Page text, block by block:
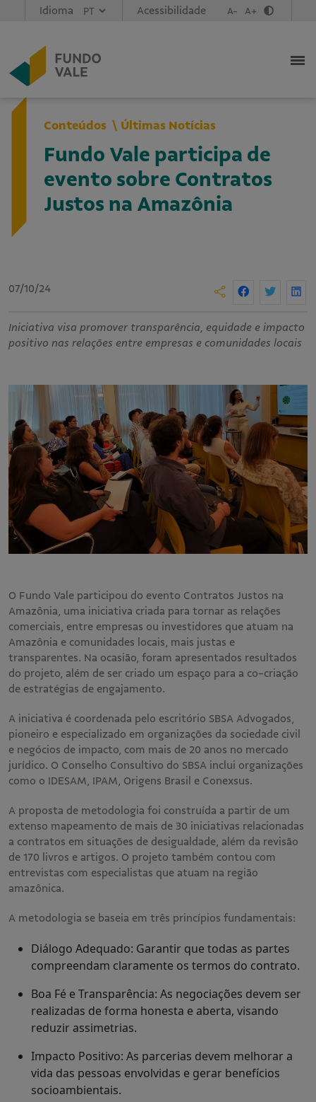
Idioma Acessibilidade A- A+
Conteúdos Últimas Notícias
Fundo Vale participa de
evento sobre Contratos
Justos na Amazônia
07/10/24
Iniciativa visa promover transparência, equidade e impacto
positivo nas relações entre empresas e comunidades locais
O Fundo Vale participou do evento Contratos Justos na
Amazônia, uma iniciativa criada para tornar as relações
comerciais, entre empresas ou investidores que atuam na
Amazônia e comunidades locais, mais justas e
transparentes. Na ocasião, foram apresentados resultados
do projeto, além de ser criado um espaço para a co-criação
de estratégias de engajamento​.
A iniciativa é coordenada pelo escritório SBSA Advogados,
pioneiro e especializado em organizações da sociedade civil
e negócios de impacto, com mais de 20 anos no mercado
jurídico. O Conselho Consultivo do SBSA inclui organizações
como o IDESAM, IPAM, Origens Brasil e Conexsus.
A proposta de metodologia foi construída a partir de um
extenso mapeamento de mais de 30 iniciativas relacionadas
a contratos em situações de desigualdade, além da revisão
de 170 livros e artigos. O projeto também contou com
entrevistas com especialistas que atuam na região
amazônica​.
A metodologia se baseia em três princípios fundamentais:
Diálogo Adequado: Garantir que todas as partes
compreendam claramente os termos do contrato.
Boa Fé e Transparência: As negociações devem ser
realizadas de forma honesta e aberta, visando
reduzir assimetrias.
Impacto Positivo: As parcerias devem melhorar a
vida das pessoas envolvidas e gerar benefícios
socioambientais.